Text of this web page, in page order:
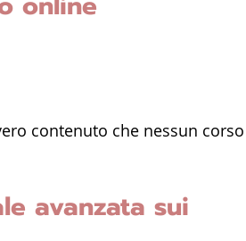
contenuto che nessun corso
avanzata sui